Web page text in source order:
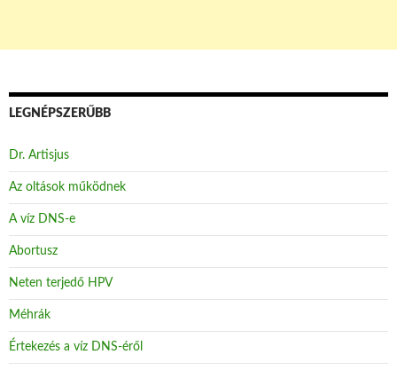
LEGNÉPSZERŰBB
Dr. Artisjus
Az oltások működnek
A víz DNS-e
Abortusz
Neten terjedő HPV
Méhrák
Értekezés a víz DNS-éről